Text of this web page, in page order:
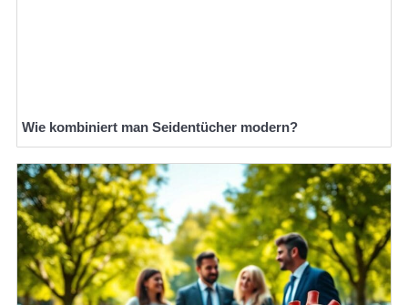
Wie kombiniert man Seidentücher modern?